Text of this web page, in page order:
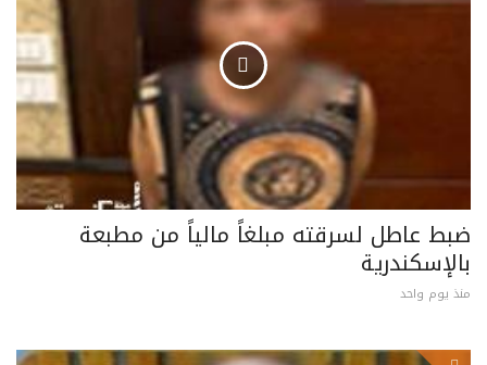
ضبط عاطل لسرقته مبلغاً مالياً من مطبعة
بالإسكندرية
منذ يوم واحد